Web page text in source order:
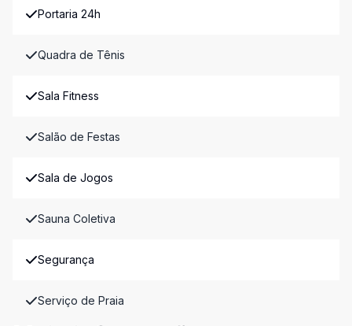
Portaria 24h
Quadra de Tênis
Sala Fitness
Salão de Festas
Sala de Jogos
Sauna Coletiva
Segurança
Serviço de Praia